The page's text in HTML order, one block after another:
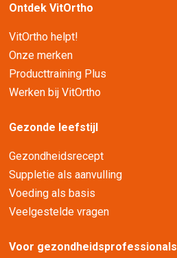
Ontdek VitOrtho
VitOrtho helpt!
Onze merken
Producttraining Plus
Werken bij VitOrtho
Gezonde leefstijl
Gezondheidsrecept
Suppletie als aanvulling
Voeding als basis
Veelgestelde vragen
Voor gezondheidsprofessionals